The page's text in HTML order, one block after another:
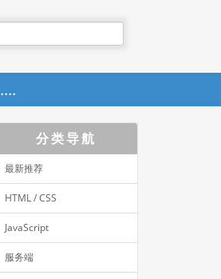
....
分类导航
最新推荐
HTML / CSS
JavaScript
服务端